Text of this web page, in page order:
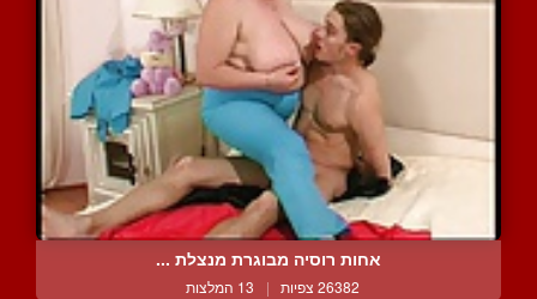
אחות רוסיה מבוגרת מנצלת ...
26382 צפיות | 13 המלצות